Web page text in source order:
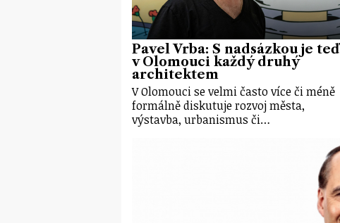
Pavel Vrba: S nadsázkou je teď
v Olomouci každý druhý
architektem
V Olomouci se velmi často více či méně
formálně diskutuje rozvoj města,
výstavba, urbanismus či…